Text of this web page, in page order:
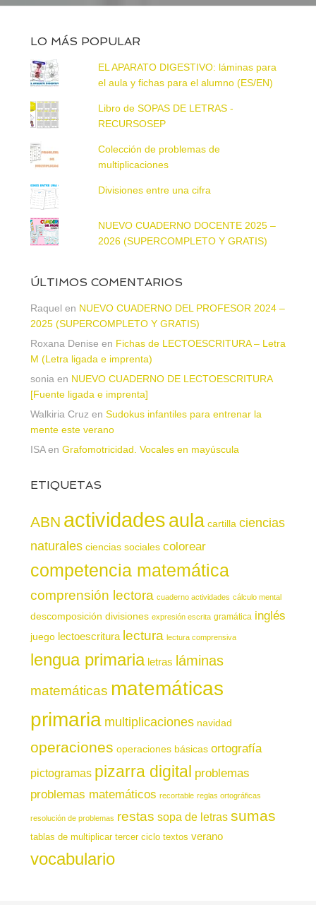
LO MÁS POPULAR
EL APARATO DIGESTIVO: láminas para
el aula y fichas para el alumno (ES/EN)
Libro de SOPAS DE LETRAS -
RECURSOSEP
Colección de problemas de
multiplicaciones
Divisiones entre una cifra
NUEVO CUADERNO DOCENTE 2025 –
2026 (SUPERCOMPLETO Y GRATIS)
ÚLTIMOS COMENTARIOS
Raquel en NUEVO CUADERNO DEL PROFESOR 2024 –
2025 (SUPERCOMPLETO Y GRATIS)
Roxana Denise en Fichas de LECTOESCRITURA – Letra
M (Letra ligada e imprenta)
sonia en NUEVO CUADERNO DE LECTOESCRITURA
[Fuente ligada e imprenta]
Walkiria Cruz en Sudokus infantiles para entrenar la
mente este verano
ISAen Grafomotricidad. Vocales en mayúscula
ETIQUETAS
ABN actividadesaula cartilla ciencias
naturales ciencias sociales colorear
competencia matemática
comprensión lectora cuaderno actividades cálculo mental
descomposición divisiones expresión escrita gramática inglés
juego lectoescritura lectura lectura comprensiva
lengua primaria letras láminas
matemáticas matemáticas
primaria multiplicaciones navidad
operaciones operaciones básicas ortografía
pictogramas pizarra digital problemas
problemas matemáticos recortable reglas ortográficas
resolución de problemas restas sopa de letras sumas
tablas de multiplicar tercer ciclo textos verano
vocabulario